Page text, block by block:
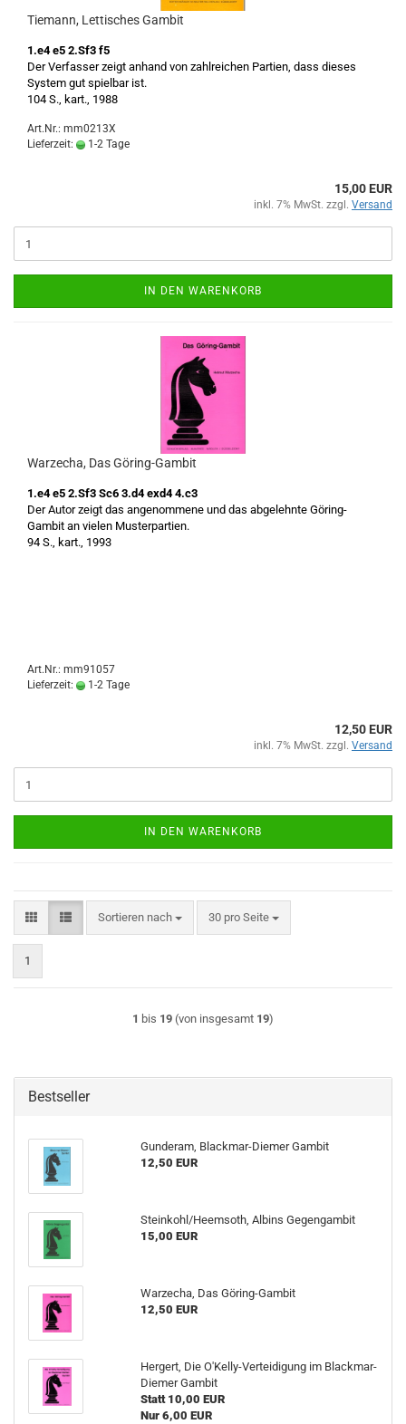
Tiemann, Lettisches Gambit
1.e4 e5 2.Sf3 f5
Der Verfasser zeigt anhand von zahlreichen Partien, dass dieses
System gut spielbar ist.
104 S., kart., 1988
Art.Nr.: mm0213X
Lieferzeit:
1-2 Tage
15,00 EUR
inkl. 7% MwSt. zzgl. Versand
IN DEN WARENKORB
Warzecha, Das Göring-Gambit
1.e4 e5 2.Sf3 Sc6 3.d4 exd4 4.c3
Der Autor zeigt das angenommene und das abgelehnte Göring-
Gambit an vielen Musterpartien.
94 S., kart., 1993
Art.Nr.: mm91057
Lieferzeit:
1-2 Tage
12,50 EUR
inkl. 7% MwSt. zzgl. Versand
IN DEN WARENKORB
Sortieren nach
Sortieren nach 30 pro Seite
pro Seite
1
1 bis 19 (von insgesamt 19)
Bestseller
Gunderam, Blackmar-Diemer Gambit
12,50 EUR
Steinkohl/Heemsoth, Albins Gegengambit
15,00 EUR
Warzecha, Das Göring-Gambit
12,50 EUR
Hergert, Die O'Kelly-Verteidigung im Blackmar-
Diemer Gambit
Statt 10,00 EUR
Nur 6,00 EUR